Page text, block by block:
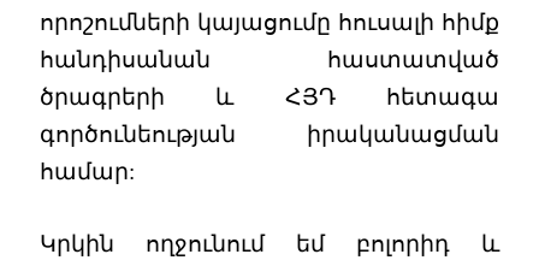
որոշումների կայացումը հուսալի հիմք
հանդիսանան հաստատված
ծրագրերի և ՀՅԴ հետագա
գործունեության իրականացման
համար:
Կրկին ողջունում եմ բոլորիդ և